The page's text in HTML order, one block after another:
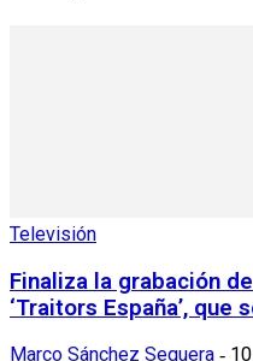
Televisión
Finaliza la grabación
‘Traitors España’, que
Marco Sánchez Sequera -